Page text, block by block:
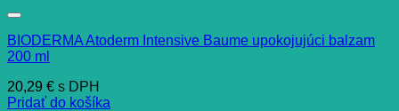
BIODERMA Atoderm Intensive Baume upokojujúci balzam
200 ml
20,29 € s DPH
Pridať do košíka